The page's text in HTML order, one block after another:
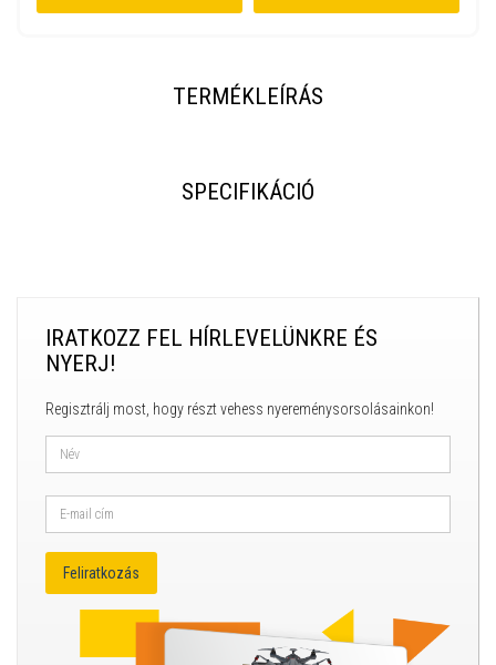
TERMÉKLEÍRÁS
SPECIFIKÁCIÓ
IRATKOZZ FEL HÍRLEVELÜNKRE ÉS
NYERJ!
Regisztrálj most, hogy részt vehess nyereménysorsolásainkon!